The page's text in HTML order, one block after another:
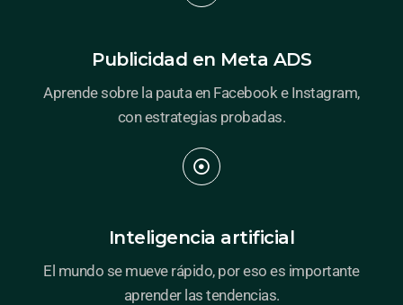
Publicidad en Meta ADS
Aprende sobre la pauta en Facebook e Instagram,
con estrategias probadas.
Inteligencia artificial
El mundo se mueve rápido, por eso es importante
aprender las tendencias.